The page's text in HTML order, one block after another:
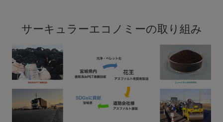
サーキュラーエコノミーの取り組み